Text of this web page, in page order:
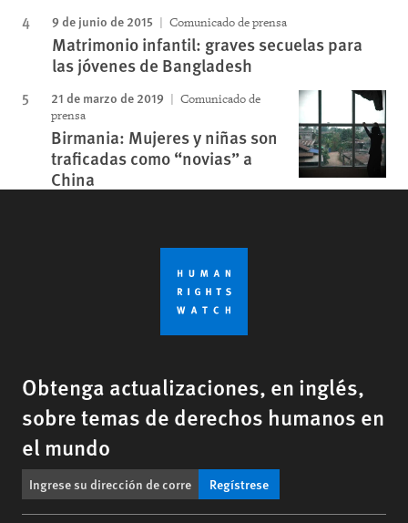
9 de junio de 2015 Comunicado de prensa
Matrimonio infantil: graves secuelas para
las jóvenes de Bangladesh
21 de marzo de 2019
Comunicado de
prensa
Birmania: Mujeres y niñas son
traficadas como “novias” a
China
Obtenga actualizaciones, en inglés,
sobre temas de derechos humanos en
el mundo
Regístrese